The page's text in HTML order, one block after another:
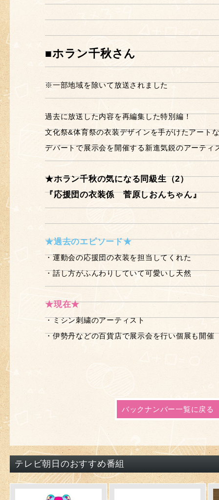
■ホラン千秋さん
※一部地域を除いて放送されました
過去に放送した内容を再編集した特別編！
文化祭&体育祭の衣装デザインを手がけたアート
デパートで展示会を開催する新進気鋭のアーティ
★ホラン千秋の気になる同級生（2）
『応援団の衣装係 菅原しおんちゃん』
★過去のエピソード★
・運動会の応援団の衣装を担当してくれた
・話し方がふんわりしていて可愛いし天然
★現在★
・ミシン刺繍のアーティスト
・伊勢丹などの百貨店で展示会を行い個展も開催
バックナンバー一覧に戻る
テレビ朝日のおすすめ番組